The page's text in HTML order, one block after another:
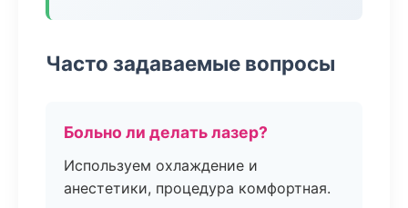
Часто задаваемые вопросы
Больно ли делать лазер?
Используем охлаждение и
анестетики, процедура комфортная.